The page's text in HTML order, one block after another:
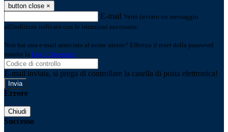
button close ×
E-mail Verrà inviato un messaggio
all'indirizzo indicato con le istruzioni necessarie.
Non hai una e-mail associata al nome utente? Effettua il reset della password
tramite la Login Spaggiari
E-mail inviata, si prega di controllare la casella di posta elettronica!
Errore
Chiudi
Successo